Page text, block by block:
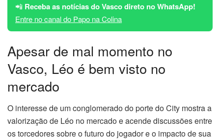
📲 Receba as notícias do Vasco direto no WhatsApp!
Entre no canal do Papo na Colina
Apesar de mal momento no
Vasco, Léo é bem visto no
mercado
O interesse de um conglomerado do porte do City mostra a
valorização de Léo no mercado e acende discussões entre
os torcedores sobre o futuro do jogador e o impacto de sua